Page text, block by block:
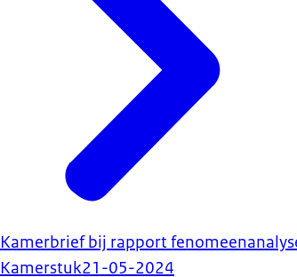
Kamerbrief bij rapport
Kamerstuk21-05-2024